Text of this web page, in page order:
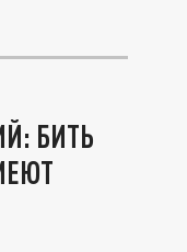
БИТЬ